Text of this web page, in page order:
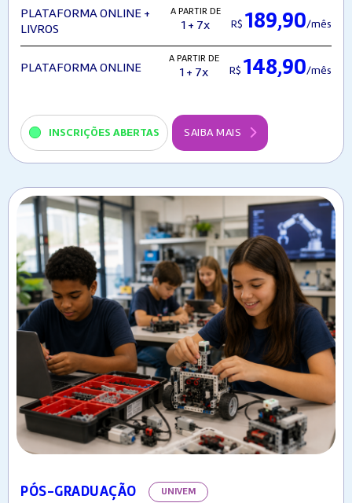
PLATAFORMA ONLINE +
LIVROS
A PARTIR DE
1 + 7x R$ 189,90/mês
PLATAFORMA ONLINE
A PARTIR DE
1 + 7x R$ 148,90/mês
INSCRIÇÕES ABERTAS SAIBA MAIS
PÓS-GRADUAÇÃO UNIVEM